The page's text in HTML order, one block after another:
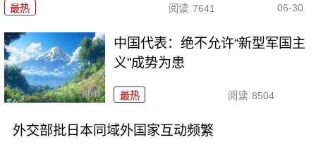
最热 阅读 7641 06-30
中国代表：绝不允许“新型军国主
义”成势为患
最热 阅读 8504
外交部批日本同域外国家互动频繁